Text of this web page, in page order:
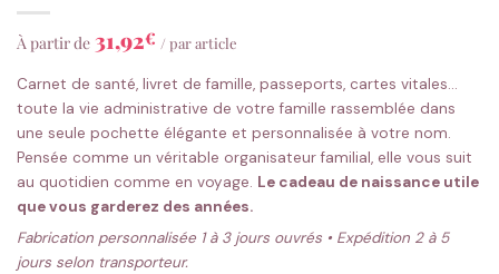
À partir de 31,92€ / par article
Carnet de santé, livret de famille, passeports, cartes vitales…
toute la vie administrative de votre famille rassemblée dans
une seule pochette élégante et personnalisée à votre nom.
Pensée comme un véritable organisateur familial, elle vous suit
au quotidien comme en voyage. Le cadeau de naissance utile
que vous garderez des années.
Fabrication personnalisée 1 à 3 jours ouvrés • Expédition 2 à 5
jours selon transporteur.